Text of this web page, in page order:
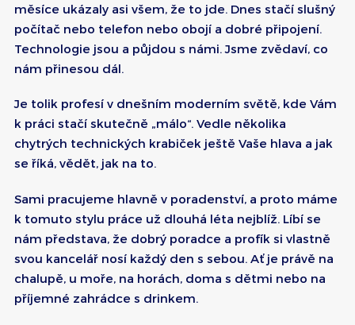
měsíce ukázaly asi všem, že to jde. Dnes stačí slušný
počítač nebo telefon nebo obojí a dobré připojení.
Technologie jsou a půjdou s námi. Jsme zvědaví, co
nám přinesou dál.
Je tolik profesí v dnešním moderním světě, kde Vám
k práci stačí skutečně „málo“. Vedle několika
chytrých technických krabiček ještě Vaše hlava a jak
se říká, vědět, jak na to.
Sami pracujeme hlavně v poradenství, a proto máme
k tomuto stylu práce už dlouhá léta nejblíž. Líbí se
nám představa, že dobrý poradce a profík si vlastně
svou kancelář nosí každý den s sebou. Ať je právě na
chalupě, u moře, na horách, doma s dětmi nebo na
příjemné zahrádce s drinkem.